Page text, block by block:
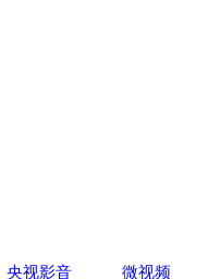
央视影音 微视频